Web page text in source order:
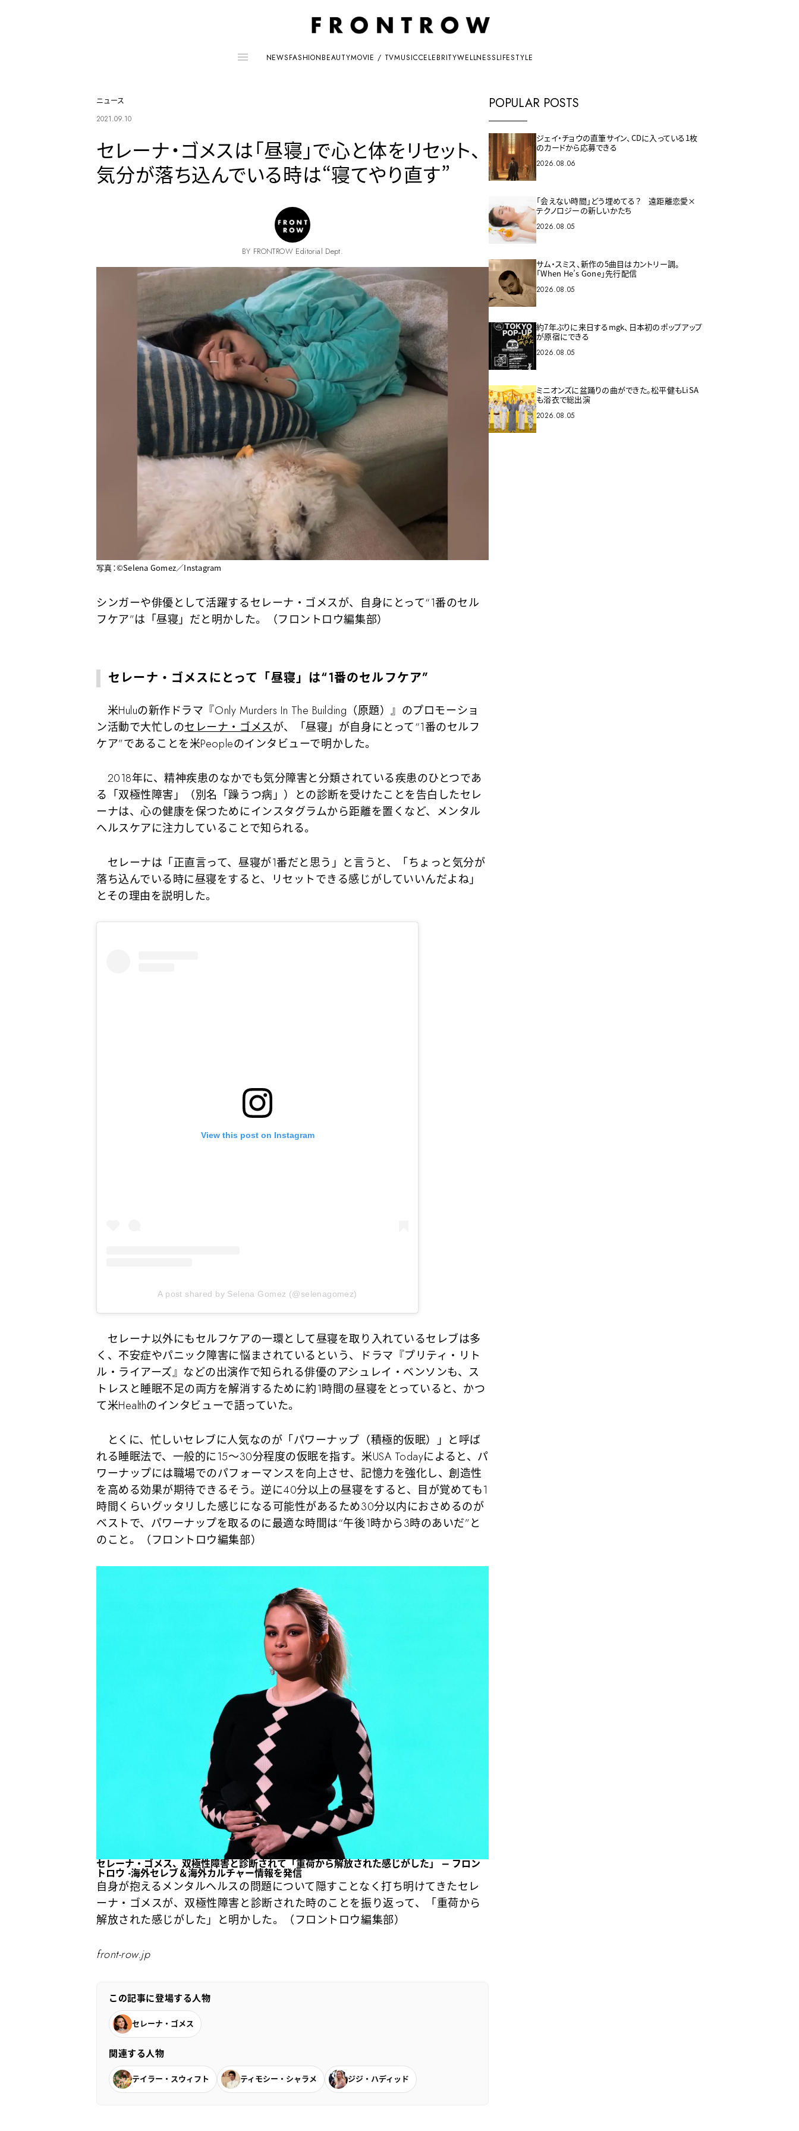
NEWSFASHIONBEAUTYMOVIE / TVMUSICCELEBRITYWELLNESSLIFESTYLE
ニュース
2021.09.10
セレーナ・ゴメスは「昼寝」で心と体をリセット、
気分が落ち込んでいる時は“寝てやり直す”
BY FRONTROW Editorial Dept.
写真：©︎Selena Gomez／Instagram
シンガーや俳優として活躍するセレーナ・ゴメスが、自身にとって“1番のセル
フケア”は「昼寝」だと明かした。（フロントロウ編集部）
セレーナ・ゴメスにとって「昼寝」は“1番のセルフケア”
米Huluの新作ドラマ『Only Murders In The Building（原題）』のプロモーショ
ン活動で大忙しのセレーナ・ゴメスが、「昼寝」が自身にとって“1番のセルフ
ケア”であることを米Peopleのインタビューで明かした。
2018年に、精神疾患のなかでも気分障害と分類されている疾患のひとつであ
る「双極性障害」（別名「躁うつ病」）との診断を受けたことを告白したセレ
ーナは、心の健康を保つためにインスタグラムから距離を置くなど、メンタル
ヘルスケアに注力していることで知られる。
セレーナは「正直言って、昼寝が1番だと思う」と言うと、
「ちょっと気分が
落ち込んでいる時に昼寝をすると、リセットできる感じがしていいんだよね」
とその理由を説明した。
View this post on Instagram
A post shared by Selena Gomez (@selenagomez)
セレーナ以外にもセルフケアの一環として昼寝を取り入れているセレブは多
く、不安症やパニック障害に悩まされているという、ドラマ『プリティ・リト
ル・ライアーズ』などの出演作で知られる俳優のアシュレイ・ベンソンも、ス
トレスと睡眠不足の両方を解消するために約1時間の昼寝をとっていると、かつ
て米Healthのインタビューで語っていた。
とくに、忙しいセレブに人気なのが「パワーナップ（積極的仮眠）」と呼ば
れる睡眠法で、一般的に15〜30分程度の仮眠を指す。米USA Todayによると、パ
ワーナップには職場でのパフォーマンスを向上させ、記憶力を強化し、創造性
を高める効果が期待できるそう。逆に40分以上の昼寝をすると、目が覚めても1
時間くらいグッタリした感じになる可能性があるため30分以内におさめるのが
ベストで、パワーナップを取るのに最適な時間は“午後1時から3時のあいだ”と
のこと。（フロントロウ編集部）
セレーナ・ゴメス、双極性障害と診断されて「重荷から解放された感じがした」 – フロン
トロウ -海外セレブ＆海外カルチャー情報を発信
自身が抱えるメンタルヘルスの問題について隠すことなく打ち明けてきたセレ
ーナ・ゴメスが、双極性障害と診断された時のことを振り返って、「重荷から
解放された感じがした」と明かした。（フロントロウ編集部）
front-row.jp
この記事に登場する人物
セレーナ・ゴメス
関連する人物
テイラー・スウィフト ティモシー・シャラメ ジジ・ハディッド
POPULAR POSTS
ジェイ・チョウの直筆サイン、CDに入っている1枚
のカードから応募できる
2026.08.06
「会えない時間」どう埋めてる？ 遠距離恋愛×
テクノロジーの新しいかたち
2026.08.05
サム・スミス、新作の5曲目はカントリー調。
「When He’s Gone」先行配信
2026.08.05
約7年ぶりに来日するmgk、日本初のポップアップ
が原宿にできる
2026.08.05
ミニオンズに盆踊りの曲ができた。松平健もLiSA
も浴衣で総出演
2026.08.05